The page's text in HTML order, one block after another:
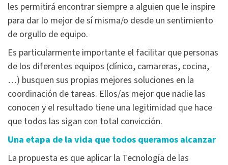
les permitirá encontrar siempre a alguien que le inspire
para dar lo mejor de sí misma/o desde un sentimiento
de orgullo de equipo.
Es particularmente importante el facilitar que personas
de los diferentes equipos (clínico, camareras, cocina,
…) busquen sus propias mejores soluciones en la
coordinación de tareas. Ellos/as mejor que nadie las
conocen y el resultado tiene una legitimidad que hace
que todos las sigan con total convicción.
Una etapa de la vida que todos queramos alcanzar
La propuesta es que aplicar la Tecnología de las